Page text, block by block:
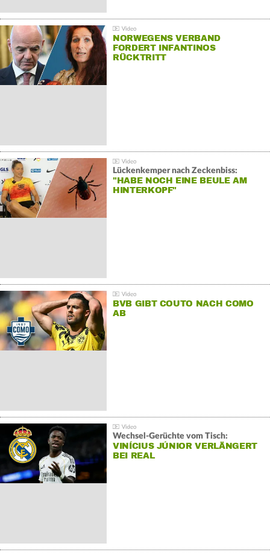
NORWEGENS VERBAND
FORDERT INFANTINOS
RÜCKTRITT
Lückenkemper nach Zeckenbiss:
"HABE NOCH EINE BEULE AM
HINTERKOPF"
BVB GIBT COUTO NACH COMO
AB
Wechsel-Gerüchte vom Tisch:
VINÍCIUS JÚNIOR VERLÄNGERT
BEI REAL